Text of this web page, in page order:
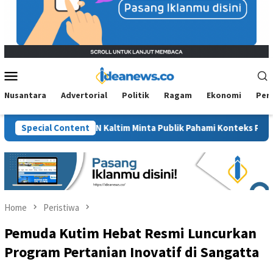
Menu
Nusantara Advertorial Politik Ragam Ekonomi
Special Content
BM PAN Kaltim Minta Publik Pahami Konteks Pidato Secara
Home Peristiwa
Pemuda Kutim Hebat Resmi Luncurkan
Program Pertanian Inovatif di Sangatta